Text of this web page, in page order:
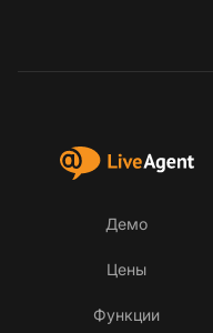
Демо
Цены
Функции